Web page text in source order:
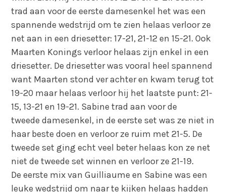
trad aan voor de eerste damesenkel het was een
spannende wedstrijd om te zien helaas verloor ze
net aan in een driesetter: 17-21, 21-12 en 15-21. Ook
Maarten Konings verloor helaas zijn enkel in een
driesetter. De driesetter was vooral heel spannend
want Maarten stond ver achter en kwam terug tot
19-20 maar helaas verloor hij het laatste punt: 21-
15, 13-21 en 19-21. Sabine trad aan voor de
tweede damesenkel, in de eerste set was ze niet in
haar beste doen en verloor ze ruim met 21-5. De
tweede set ging echt veel beter helaas kon ze net
niet de tweede set winnen en verloor ze 21-19.
De eerste mix van Guilliaume en Sabine was een
leuke wedstrijd om naar te kijken helaas hadden